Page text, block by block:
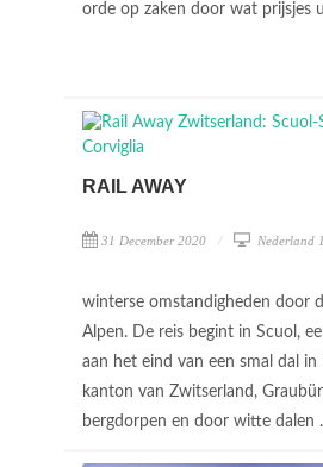
orde op zaken door wat prijsjes
RAIL AWAY
31 December 2020 Nederland 1
winterse omstandigheden door
Alpen. De reis begint in Scuol,
aan het eind van een smal dal
kanton van Zwitserland,
bergdorpen en door witte dalen